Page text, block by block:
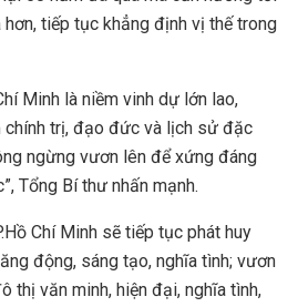
tiếp tục khẳng định vị thế trong
Minh là niềm vinh dự lớn lao,
chính trị, đạo đức và lịch sử đặc
ngừng vươn lên để xứng đáng
Tổng Bí thư nhấn mạnh.
Chí Minh sẽ tiếp tục phát huy
động, sáng tạo, nghĩa tình; vươn
thị văn minh, hiện đại, nghĩa tình,